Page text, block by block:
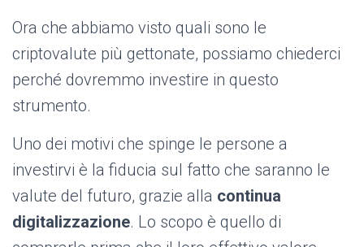
Ora che abbiamo visto quali sono le
criptovalute più gettonate, possiamo chiederci
perché dovremmo investire in questo
strumento.
Uno dei motivi che spinge le persone a
investirvi è la fiducia sul fatto che saranno le
valute del futuro, grazie alla continua
digitalizzazione. Lo scopo è quello di